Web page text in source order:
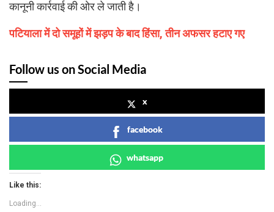
कानूनी कार्रवाई की ओर ले जाती है।
पटियाला में दो समूहों में झड़प के बाद हिंसा, तीन अफसर हटाए गए
Follow us on Social Media
x
facebook
whatsapp
Like this:
Loading...